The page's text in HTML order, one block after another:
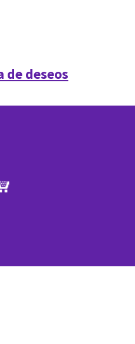
de deseos